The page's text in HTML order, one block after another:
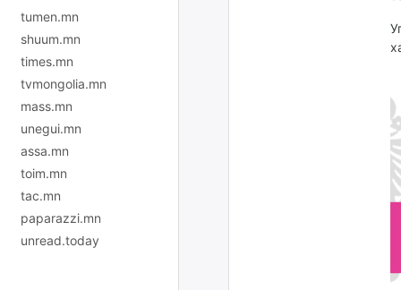
tumen.mn
shuum.mn
times.mn
tvmongolia.mn
mass.mn
unegui.mn
assa.mn
toim.mn
tac.mn
paparazzi.mn
unread.today